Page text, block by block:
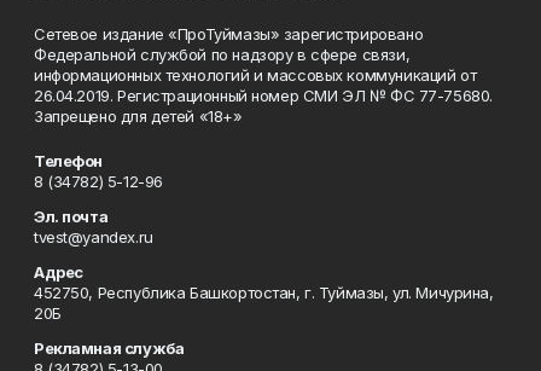
Сетевое издание «ПроТуймазы» зарегистрировано
Федеральной службой по надзору в сфере связи,
информационных технологий и массовых коммуникаций от
26.04.2019. Регистрационный номер СМИ ЭЛ № ФС 77-75680.
Запрещено для детей «18+»
Телефон
8 (34782) 5-12-96
Эл. почта
tvest@yandex.ru
Адрес
452750, Республика Башкортостан, г. Туймазы, ул. Мичурина,
20Б
Рекламная служба